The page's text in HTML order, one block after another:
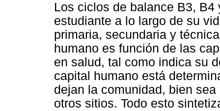
Los ciclos de balance B3,
estudiante a lo largo de su
primaria, secundaria y
humano es función de las
en salud, tal como indica su
capital humano está
dejan la comunidad, bien
otros sitios. Todo esto